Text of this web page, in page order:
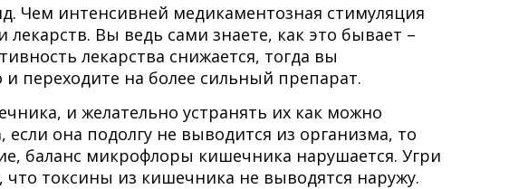
Чем интенсивней медикаментозная стимуляция
Вы ведь сами знаете, как это бывает –
лекарства снижается, тогда вы
и переходите на более сильный препарат.
и желательно устранять их как можно
она подолгу не выводится из организма, то
баланс микрофлоры кишечника нарушается. Угри
токсины из кишечника не выводятся наружу.